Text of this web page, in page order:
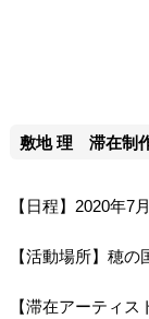
敷地 理 滞在制
【日程】2020年7
【活動場所】穂
【滞在アーティ